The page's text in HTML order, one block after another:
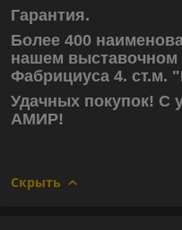
Гарантия.
Более 400
нашем выставочном
Фабрициуса 4. ст.м.
Удачных покупок! С
АМИР!
Скрыть